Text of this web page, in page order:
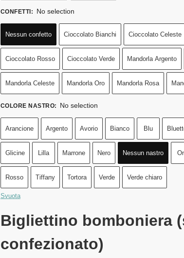
CONFETTI: No selection
Nessun confetto Cioccolato Bianchi Cioccolato Celeste
Cioccolato Rosso Cioccolato Verde Mandorla Argento
Mandorla Celeste Mandorla Oro Mandorla Rosa
COLORE NASTRO: No selection
Arancione Argento Avorio Bianco Blu
Glicine Lilla Marrone Nero Nessun nastro
Rosso Tiffany Tortora Verde Verde chiaro
Svuota
Bigliettino bomboniera
confezionato)